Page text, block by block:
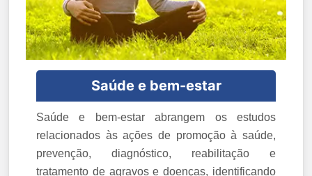
Saúde e bem-estar
Saúde e bem-estar abrangem os estudos
relacionados às ações de promoção à saúde,
prevenção, diagnóstico, reabilitação e
tratamento de agravos e doenças, identificando